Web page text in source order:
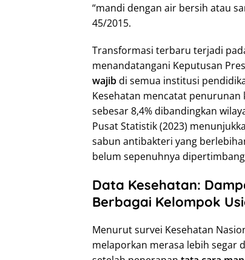
“mandi dengan air bersih atau
45/2015.
Transformasi terbaru terjadi
menandatangani Keputusan
wajibdi semua institusi
Kesehatan mencatat penurunan
sebesar 8,4% dibandingkan
Pusat Statistik (2023)
sabun antibakteri yang
belum sepenuhnya
Data Kesehatan:
Berbagai Kelompok
Menurut survei Kesehatan
melaporkan merasa lebih segar